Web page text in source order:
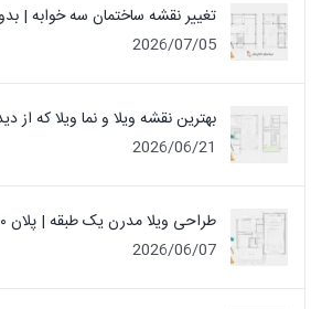
تغییر نقشه ساختمان سه خوابه |
2026/07/05
بهترین نقشه ویلا و نما ویلا که
2026/06/21
طراحی ویلا مدرن یک‌ طبقه | پلان ۱۰۰ متری بهینه
2026/06/07